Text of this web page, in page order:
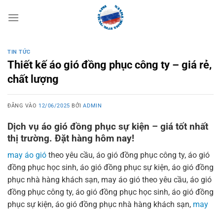
qua
TIN TỨC
Thiết kế áo gió đồng phục công ty – giá rẻ,
chất lượng
ĐĂNG VÀO 12/06/2025 BỞIADMIN
Dịch vụ áo gió đồng phục sự kiện – giá tốt nhất
thị trường. Đặt hàng hôm nay!
may áo gió theo yêu cầu, áo gió đồng phục công ty, áo gió
đồng phục học sinh, áo gió đồng phục sự kiện, áo gió đồng
phục nhà hàng khách sạn, may áo gió theo yêu cầu, áo gió
đồng phục công ty, áo gió đồng phục học sinh, áo gió đồng
phục sự kiện, áo gió đồng phục nhà hàng khách sạn, may